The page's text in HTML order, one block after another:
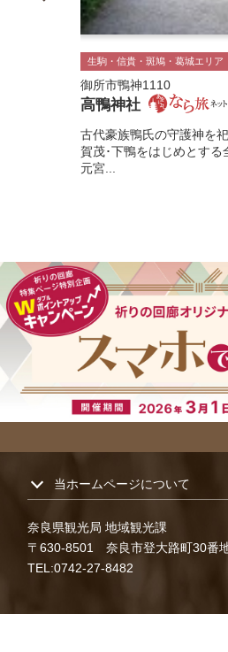
生駒・信貴・斑鳩・葛城エリア
御所市鴨神1110
高鴨神社
古代豪族鴨氏の守護神を
賀茂･下鴨をはじめとする
元宮...
当ホームページについて
奈良県観光局 地域観光課
〒630-8501 奈良市登大路町30番
TEL:0742-27-8482